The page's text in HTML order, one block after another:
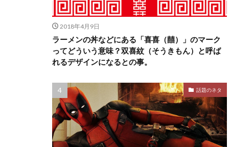
2018年4月9日
ラーメンの丼などにある「喜喜（囍）」のマーク
ってどういう意味？双喜紋（そうきもん）と呼ば
れるデザインになるとの事。
話題のネタ